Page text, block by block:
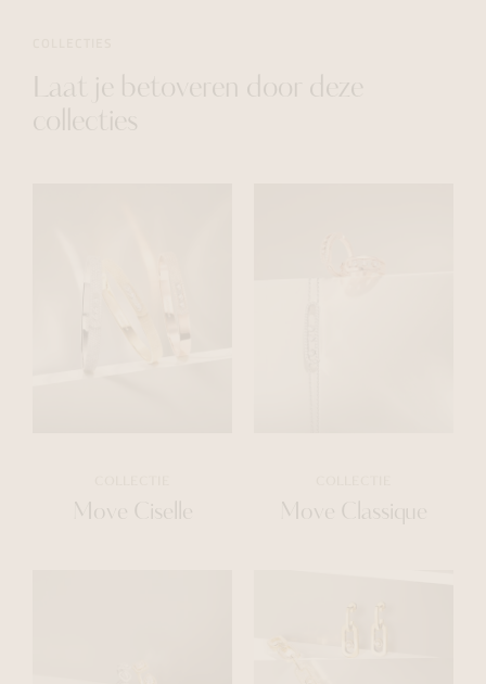
Laat je betoveren door deze
collecties
Move Ciselle Move Classique